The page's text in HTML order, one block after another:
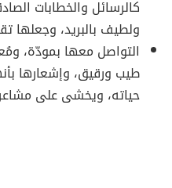
كالرسائل والخطابات
ولطيف بالبريد، وجعلها
التواصل معها بمودّة،
طيب ورقيق، وإشعارها
حياته، ويخشى على